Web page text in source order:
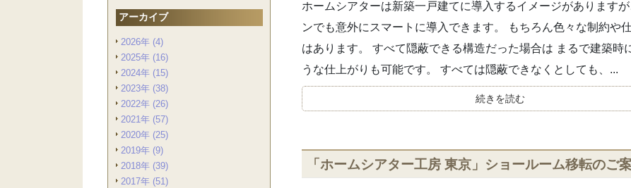
アーカイブ
2026年 (4)
2025年 (16)
2024年 (15)
2023年 (38)
2022年 (26)
2021年 (57)
2020年 (25)
2019年 (9)
2018年 (39)
2017年 (51)
ホームシアターは新築一戸建てに導入するイメージがあります
ンでも意外にスマートに導入できます。 もちろん色々な制約や
はあります。 すべて隠蔽できる構造だった場合は まるで建築時
うな仕上がりも可能です。 すべては隠蔽できなくとしても、...
続きを読む
「ホームシアター工房 東京」ショールーム移転のご